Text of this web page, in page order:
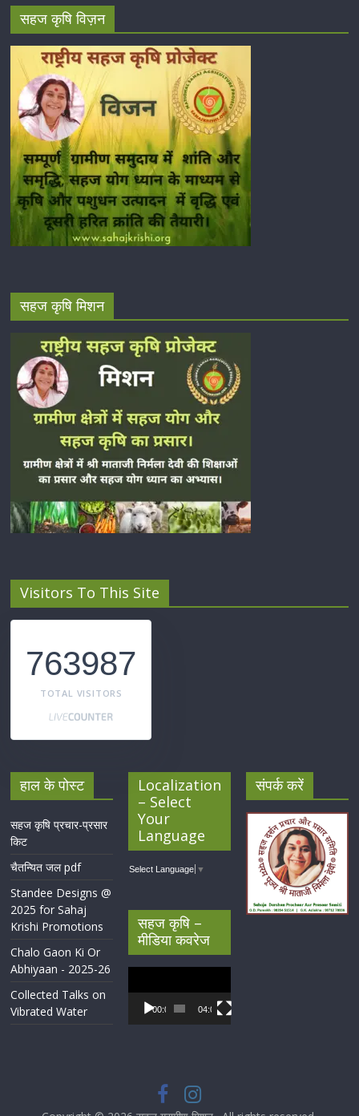
सहज कृषि विज़न
सहज कृषि मिशन
Visitors To This Site
763987
TOTAL VISITORS
हाल के पोस्ट
सहज कृषि प्रचार-प्रसार
किट
चैतन्यित जल pdf
Standee Designs @
2025 for Sahaj
Krishi Promotions
Chalo Gaon Ki Or
Abhiyaan - 2025-26
Collected Talks on
Vibrated Water
Localization
– Select
Your
Language
Select Language ▼
सहज कृषि –
मीडिया कवरेज
Player
00:00 04:07
संपर्क करें